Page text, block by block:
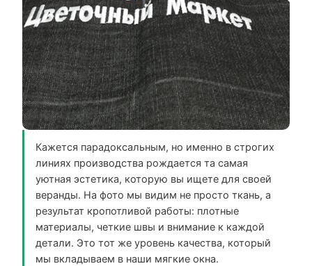
Кажется парадоксальным, но именно в строгих
линиях производства рождается та самая
уютная эстетика, которую вы ищете для своей
веранды. На фото мы видим не просто ткань, а
результат кропотливой работы: плотные
материалы, четкие швы и внимание к каждой
детали. Это тот же уровень качества, который
мы вкладываем в наши мягкие окна.